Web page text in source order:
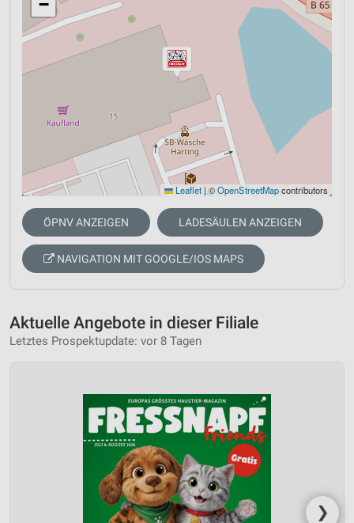
−
Leaflet|©OpenStreetMapcontributors
ÖPNV ANZEIGEN LADESÄULEN ANZEIGEN
NAVIGATION MIT GOOGLE/IOS MAPS
Aktuelle Angebote in dieser Filiale
Letztes Prospektupdate: vor 8 Tagen
❯